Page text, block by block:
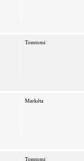
Tomtomi
Markéta
Tomtomi